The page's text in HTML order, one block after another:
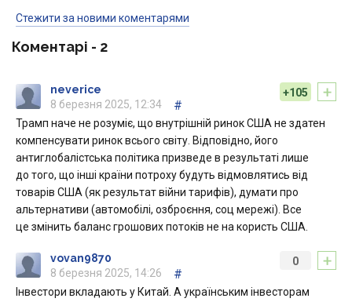
Стежити за новими коментарями
Коментарі - 2
+
+105
neverice
8 березня 2025, 12:34
#
Трамп наче не розуміє, що внутрішній ринок США не здатен
компенсувати ринок всього світу. Відповідно, його
антиглобалістська політика призведе в результаті лише
до того, що інші країни потроху будуть відмовлятись від
товарів США (як результат війни тарифів), думати про
альтернативи (автомобілі, озброєння, соц мережі). Все
це змінить баланс грошових потоків не на користь США.
+
0
vovan9870
8 березня 2025, 14:26
#
Інвестори вкладають у Китай. А українським інвесторам